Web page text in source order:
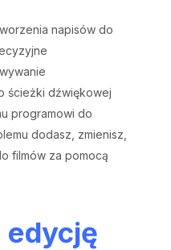
napisów do
ścieżki dźwiękowej
programowi do
dodasz, zmienisz,
filmów za pomocą
edycję